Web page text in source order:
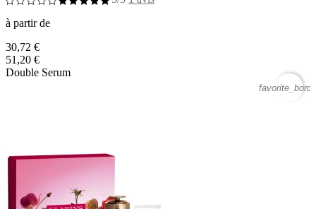
à partir de
30,72 €
51,20 €
Double Serum